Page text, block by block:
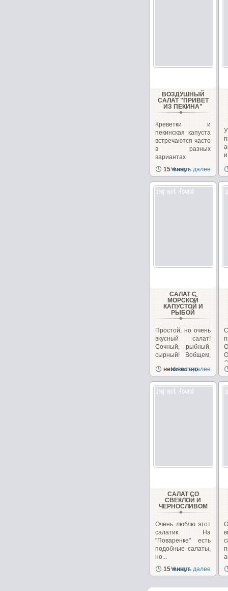
ВОЗДУШНЫЙ
САЛАТ "ПРИВЕТ
ИЗ ПЕКИНА"
Креветки и
пекинская капуста
встречаются часто
в разных
вариантах
рецептов
салатов,...
15 минут
Читать далее
САЛАТ С
МОРСКОЙ
КАПУСТОЙ И
РЫБОЙ
Простой, но очень
вкусный салат!
Сочный, рыбный,
сырный! Вобщем,
удовольствие!...
неизвестно
Читать далее
САЛАТ СО
СВЕКЛОЙ И
ЧЕРНОСЛИВОМ
Очень люблю этот
салатик. На
"Поваренке" есть
подобные салаты,
но...
15 минут
Читать далее